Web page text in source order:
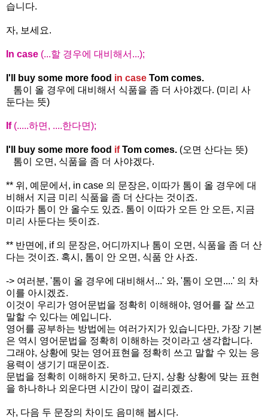
습니다.
자, 보세요.
In case (...할 경우에 대비해서...);
I'll buy some more food in case Tom comes.
톰이 올 경우에 대비해서 식품을 좀 더 사야겠다. (미리 사
둔다는 뜻)
If (.....하면, ....한다면);
I'll buy some more food ifTom comes. (오면 산다는 뜻)
톰이 오면, 식품을 좀 더 사야겠다.
** 위, 예문에서, in case 의 문장은, 이따가 톰이 올 경우에 대
비해서 지금 미리 식품을 좀 더 산다는 것이죠.
이따가 톰이 안 올수도 있죠. 톰이 이따가 오든 안 오든, 지금
미리 사둔다는 뜻이죠.
** 반면에, if 의 문장은, 어디까지나 톰이 오면, 식품을 좀 더 산
다는 것이죠. 혹시, 톰이 안 오면, 식품 안 사죠.
-> 여러분, '톰이 올 경우에 대비해서...' 와, '톰이 오면....' 의 차
이를 아시겠죠.
이것이 우리가 영어문법을 정확히 이해해야, 영어를 잘 쓰고
말할 수 있다는 예입니다.
영어를 공부하는 방법에는 여러가지가 있습니다만, 가장 기본
은 역시
영어문법을 정확히 이해하는 것이라고 생각합니다.
그래야, 상황에 맞는 영어 표현을 정확히 쓰고 말할 수 있는 응
용력이 생기기 때문이죠.
문법을 정확히 이해하지 못하고, 단지, 상황 상황에 맞는 표현
을 하나하나 외운다면 시간이 많이 걸리 겠죠.
자, 다음 두 문장의 차이도 음미해 봅시다.